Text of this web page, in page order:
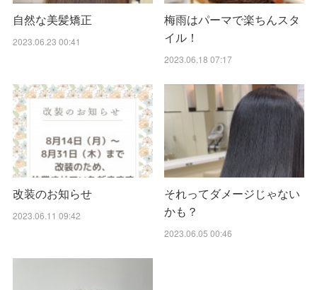
自然な美髪矯正
2023.06.23 00:41
梅雨はパーマで楽ちんスタ
イル！
2023.06.18 07:17
改装のお知らせ
2023.06.11 09:42
それってダメージじゃない
かも？
2023.06.05 00:46